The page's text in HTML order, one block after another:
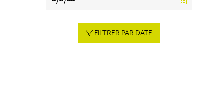
FILTRER PAR DATE